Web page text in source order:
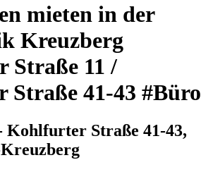
mieten in der
Kreuzberg
Straße 11 /
41-43 #Büro
Kohlfurter Straße 41-43,